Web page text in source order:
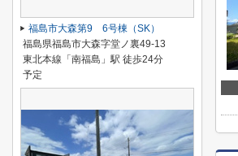
福島市大森第9 6号棟（SK）
福島県福島市大森字堂ノ裏49-13
東北本線「南福島」駅 徒歩24分
予定